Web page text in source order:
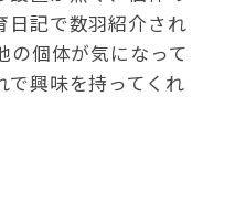
日記で数羽紹介され
の個体が気になって
興味を持ってくれ